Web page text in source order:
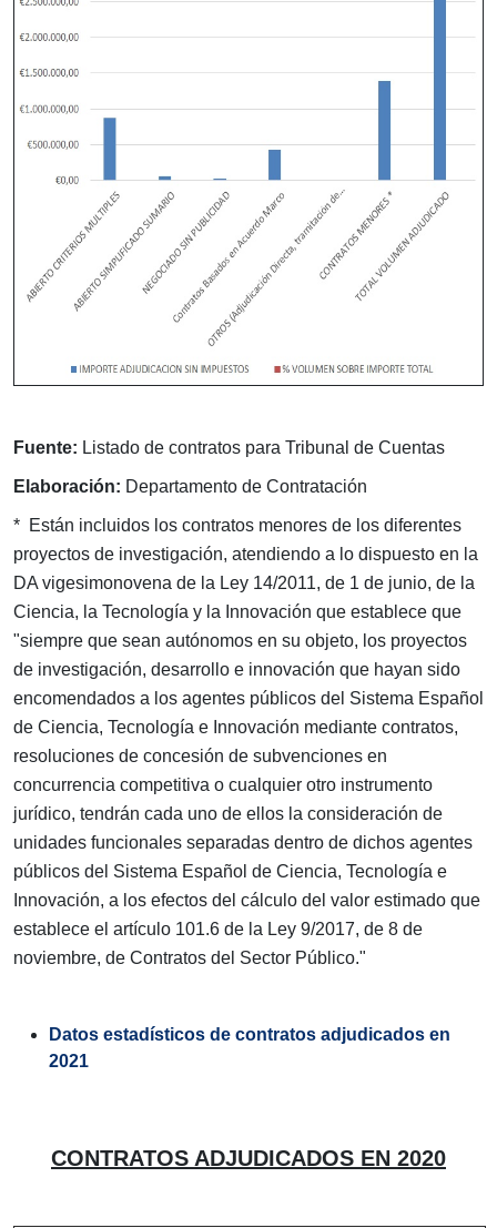
Fuente: Listado de contratos para Tribunal de Cuentas
Elaboración: Departamento de Contratación
* Están incluidos los contratos menores de los diferentes
proyectos de investigación, atendiendo a lo dispuesto en la
DA vigesimonovena de la Ley 14/2011, de 1 de junio, de la
Ciencia, la Tecnología y la Innovación que establece que
"siempre que sean autónomos en su objeto, los proyectos
de investigación, desarrollo e innovación que hayan sido
encomendados a los agentes públicos del Sistema Español
de Ciencia, Tecnología e Innovación mediante contratos,
resoluciones de concesión de subvenciones en
concurrencia competitiva o cualquier otro instrumento
jurídico, tendrán cada uno de ellos la consideración de
unidades funcionales separadas dentro de dichos agentes
públicos del Sistema Español de Ciencia, Tecnología e
Innovación, a los efectos del cálculo del valor estimado que
establece el artículo 101.6 de la Ley 9/2017, de 8 de
noviembre, de Contratos del Sector Público."
Datos estadísticos de contratos adjudicados en
2021
CONTRATOS ADJUDICADOS EN 2020